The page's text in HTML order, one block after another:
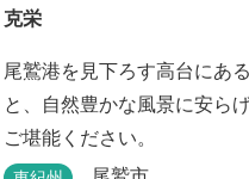
克栄
尾鷲港を見下ろす高台にあ
と、自然豊かな風景に安ら
ご堪能ください。